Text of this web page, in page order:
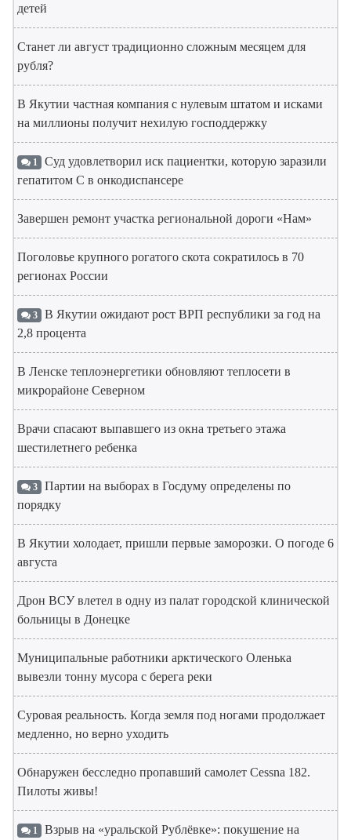
детей
Станет ли август традиционно сложным месяцем для
рубля?
В Якутии частная компания с нулевым штатом и исками
на миллионы получит нехилую господдержку
1 Суд удовлетворил иск пациентки, которую заразили
гепатитом С в онкодиспансере
Завершен ремонт участка региональной дороги «Нам»
Поголовье крупного рогатого скота сократилось в 70
регионах России
3 В Якутии ожидают рост ВРП республики за год на
2,8 процента
В Ленске теплоэнергетики обновляют теплосети в
микрорайоне Северном
Врачи спасают выпавшего из окна третьего этажа
шестилетнего ребенка
3 Партии на выборах в Госдуму определены по
порядку
В Якутии холодает, пришли первые заморозки. О погоде 6
августа
Дрон ВСУ влетел в одну из палат городской клинической
больницы в Донецке
Муниципальные работники арктического Оленька
вывезли тонну мусора с берега реки
Суровая реальность. Когда земля под ногами продолжает
медленно, но верно уходить
Обнаружен бесследно пропавший самолет Cessna 182.
Пилоты живы!
1 Взрыв на «уральской Рублёвке»: покушение на